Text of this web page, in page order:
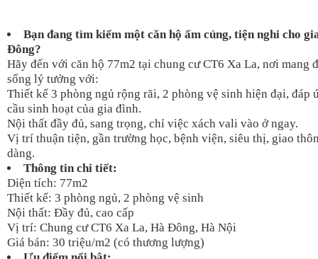
Bạn đang tìm kiếm một căn hộ ấm cúng, tiện nghi cho
Đông?
Hãy đến với căn hộ 77m2 tại chung cư CT6 Xa La, nơi mang
sống lý tưởng với:
Thiết kế 3 phòng ngủ rộng rãi, 2 phòng vệ sinh hiện đại, đáp
cầu sinh hoạt của gia đình.
Nội thất đầy đủ, sang trọng, chỉ việc xách vali vào ở ngay.
Vị trí thuận tiện, gần trường học, bệnh viện, siêu thị, giao
dàng.
Thông tin chi tiết:
Diện tích: 77m2
Thiết kế: 3 phòng ngủ, 2 phòng vệ sinh
Nội thất: Đầy đủ, cao cấp
Vị trí: Chung cư CT6 Xa La, Hà Đông, Hà Nội
Giá bán: 30 triệu/m2 (có thương lượng)